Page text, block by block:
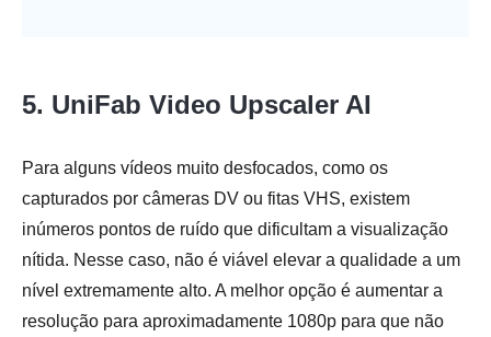
5. UniFab Video Upscaler AI
Para alguns vídeos muito desfocados, como os
capturados por câmeras DV ou fitas VHS, existem
inúmeros pontos de ruído que dificultam a visualização
nítida. Nesse caso, não é viável elevar a qualidade a um
nível extremamente alto. A melhor opção é aumentar a
resolução para aproximadamente 1080p para que não